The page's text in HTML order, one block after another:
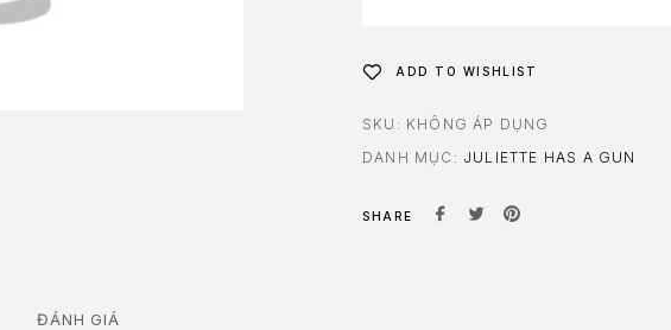
ĐÁNH GIÁ
ADD TO WISHLIST
SKU: KHÔNG ÁP DỤNG
DANH MỤC: JULIETTE HAS A GUN
SHARE